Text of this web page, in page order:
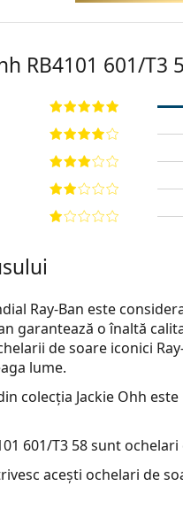
RB4101 601/T3
Ray-Ban este
garantează o înaltă
de soare iconici
lume.
colecția Jackie Ohh
601/T3 58sunt ochelari
acești ochelari de